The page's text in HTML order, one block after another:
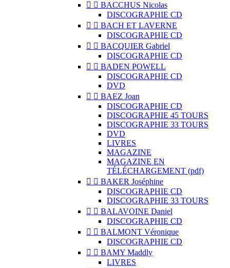
  BACCHUS Nicolas
DISCOGRAPHIE CD
  BACH ET LAVERNE
DISCOGRAPHIE CD
  BACQUIER Gabriel
DISCOGRAPHIE CD
  BADEN POWELL
DISCOGRAPHIE CD
DVD
  BAEZ Joan
DISCOGRAPHIE CD
DISCOGRAPHIE 45 TOURS
DISCOGRAPHIE 33 TOURS
DVD
LIVRES
MAGAZINE
MAGAZINE EN
TÉLÉCHARGEMENT (pdf)
  BAKER Joséphine
DISCOGRAPHIE CD
DISCOGRAPHIE 33 TOURS
  BALAVOINE Daniel
DISCOGRAPHIE CD
  BALMONT Véronique
DISCOGRAPHIE CD
  BAMY Maddly
LIVRES